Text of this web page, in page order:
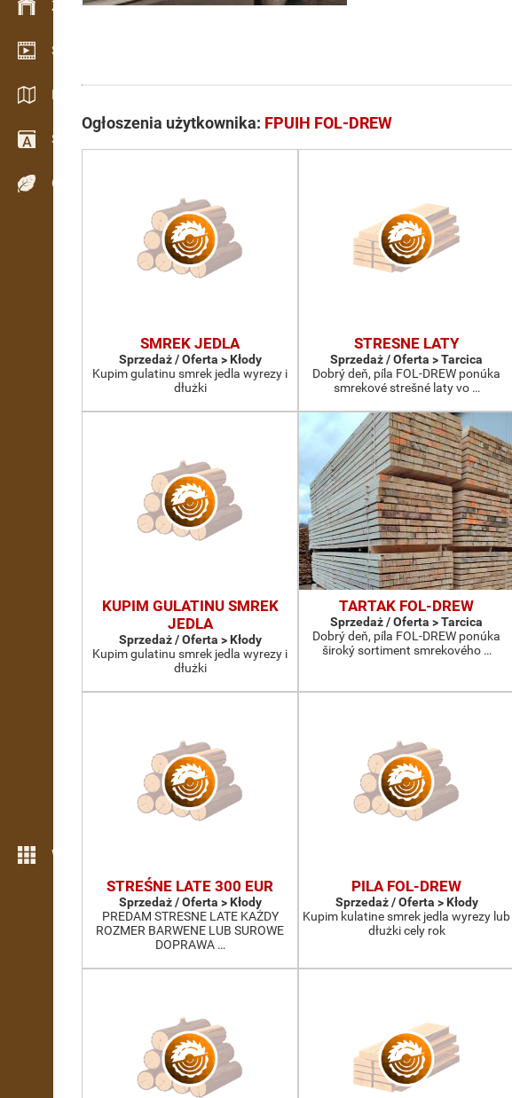
Zarządzanie zapasem
Salon wideo
Katalogi / Broszury
Słownik
Gatunki drewna
Więcej możliwości
Ogłoszenia użytkownika: FPUIH FOL-DREW
SMREK JEDLA
Sprzedaż / Oferta > Kłody
Kupim gulatinu smrek jedla wyrezy i
dłużki
STRESNE LATY
Sprzedaż / Oferta > Tarcica
Dobrý deň, píla FOL-DREW ponúka
smrekové strešné laty vo …
KUPIM GULATINU SMREK
JEDLA
Sprzedaż / Oferta > Kłody
Kupim gulatinu smrek jedla wyrezy i
dłużki
TARTAK FOL-DREW
Sprzedaż / Oferta > Tarcica
Dobrý deň, píla FOL-DREW ponúka
široký sortiment smrekového …
STREŚNE LATE 300 EUR
Sprzedaż / Oferta > Kłody
PREDAM STRESNE LATE KAŻDY
ROZMER BARWENE LUB SUROWE
DOPRAWA …
PILA FOL-DREW
Sprzedaż / Oferta > Kłody
Kupim kulatine smrek jedla wyrezy lub
dłużki cely rok